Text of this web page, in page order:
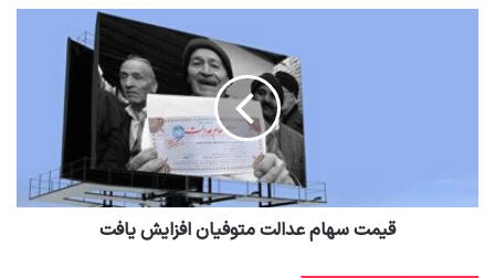
قیمت سهام عدالت متوفیان افزایش یافت